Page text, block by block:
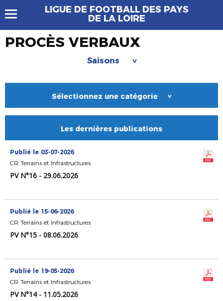
LIGUE DE FOOTBALL DES PAYS
DE LA LOIRE
PROCÈS VERBAUX
Saisons >
Sélectionnez une catégorie >
Les dernières publications
Publié le 03-07-2026
CR Terrains et Infrastructures
PV N°16 - 29.06.2026
Publié le 15-06-2026
CR Terrains et Infrastructures
PV N°15 - 08.06.2026
Publié le 19-05-2026
CR Terrains et Infrastructures
PV N°14 - 11.05.2026